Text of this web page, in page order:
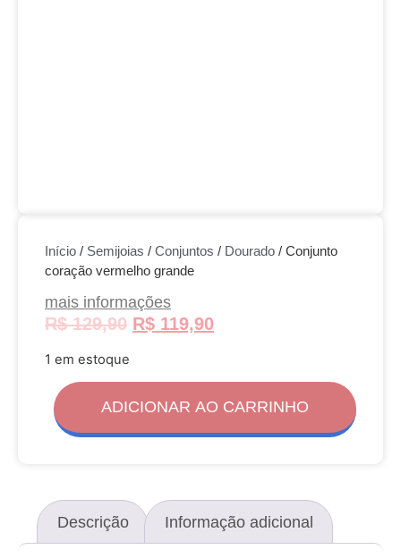
Início / Semijoias / Conjuntos / Dourado / Conjunto
coração vermelho grande
mais informações
R$129,90 R$ 119,90
1 em estoque
ADICIONAR AO CARRINHO
Descrição Informação adicional